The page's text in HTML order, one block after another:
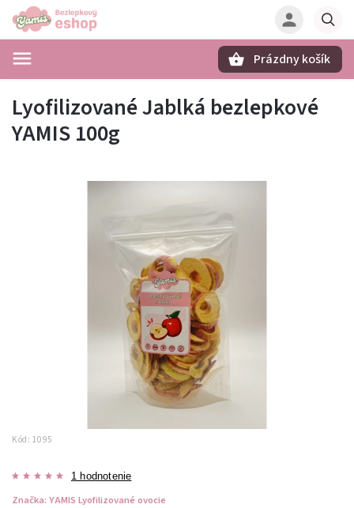
Prázdny košík
Lyofilizované Jablká bezlepkové
YAMIS 100g
Kód: 1095
1 hodnotenie
Značka: YAMIS Lyofilizované ovocie